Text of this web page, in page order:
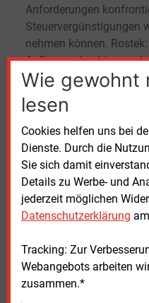
Wie gewohnt
lesen
Cookies helfen uns bei
Dienste. Durch die
Sie sich damit
Details zu Werbe- und
jederzeit möglichen
Datenschutzerklärung
Tracking: Zur
Webangebots arbeiten
zusammen.*
Anforderungen
Steuervergünstigungen
nehmen können.
Auflagen ohnehin
und die betroffenen
Die Koalition
ihren eigenen
Energien-Gesetz (EEG)
Erneuerbare Energien
Rückschritt für die
Laut Rostek fehle es
Grundlage zur
Steuerbefreiungen für
zulässig, solange die
Nachhaltigkeit gemäß